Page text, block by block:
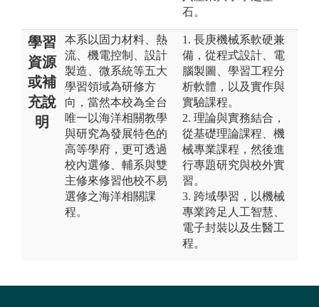
石。
學習
資源
或補
充說
明
本系以固力材料、熱
流、機電控制、設計
製造、微系統等五大
學習領域為研修方
向，當然本校為全台
唯一以海洋相關教學
與研究為發展特色的
高等學府，更可透過
校內選修、輔系與雙
主修來修習他校不易
選修之海洋相關課
程。
1. 長庚機械系軟硬兼
備，從程式設計、電
腦製圖、學習工程分
析軟體，以及實作與
實驗課程。
2. 理論與實務結合，
從基礎理論課程、機
械專業課程，然後進
行專題研究與校外實
習。
3. 跨域學習，以機械
專業跨足人工智慧、
電子封裝以及生醫工
程。